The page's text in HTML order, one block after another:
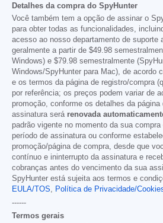
Detalhes da compra do SpyHunter
Você também tem a opção de assinar o
para obter todas as funcionalidades,
acesso ao nosso departamento de suporte
geralmente a partir de $49.98
Windows) e $79.98 semestralmente
Windows/SpyHunter para Mac), de acordo
e os termos da página de registro/compra
por referência; os preços podem variar de
promoção, conforme os detalhes da página
assinatura será renovada
padrão vigente no momento da sua
período de assinatura ou conforme
promoção/página de compra, desde que
contínuo e ininterrupto da assinatura e
cobranças antes do vencimento da sua
SpyHunter está sujeita aos termos e
EULA/TOS, Política de Privacidade/
------
Termos gerais